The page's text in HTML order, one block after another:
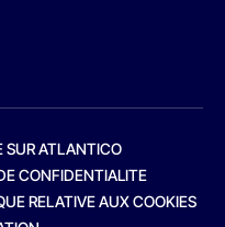
SUR ATLANTICO
CONFIDENTIALITE
RELATIVE AUX COOKIES